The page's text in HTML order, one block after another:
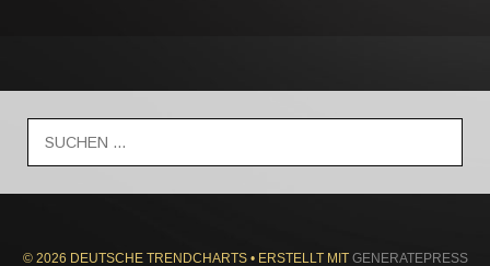
nach:
© 2026 DEUTSCHE TRENDCHARTS• ERSTELLT MIT GENERATEPRESS